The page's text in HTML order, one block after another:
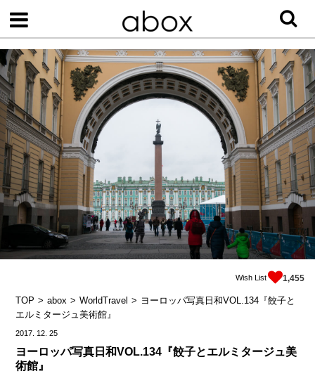
TOP abox WorldTravel
ヨーロッパ写真日和VOL.134『餃子と
エルミタージュ美術館』
Wish List 1,455
2017. 12. 25
ヨーロッパ写真日和VOL.134『餃子とエルミタージュ美
術館』